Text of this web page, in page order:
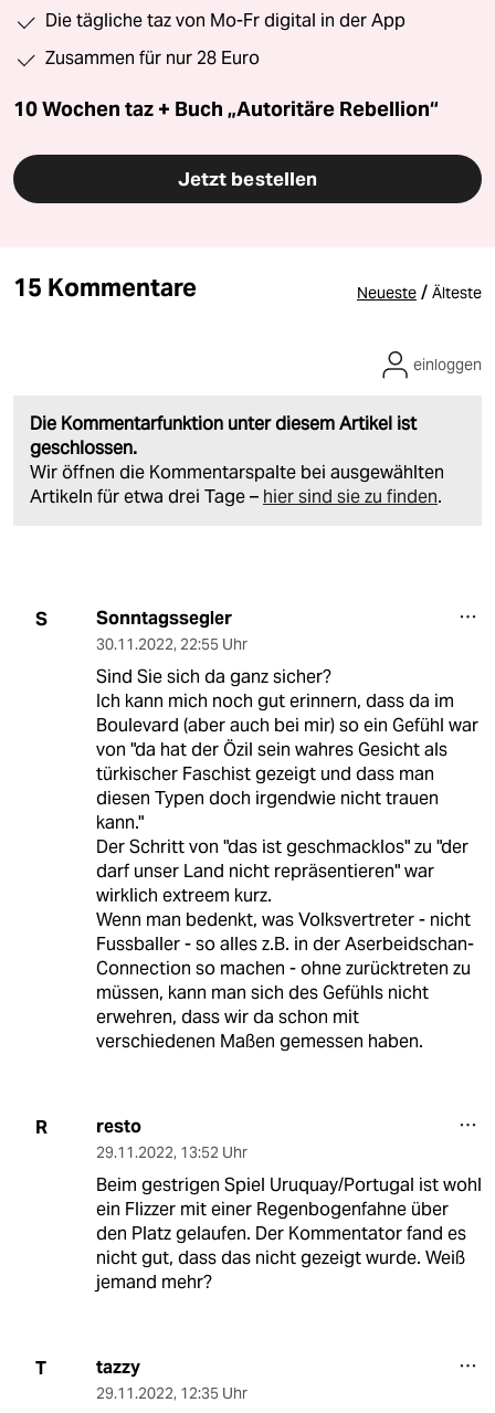
Die tägliche taz von Mo-Fr digital in der App
Zusammen für nur 28 Euro
10 Wochen taz + Buch „Autoritäre Rebellion“
Jetzt bestellen
15 Kommentare Neueste / Älteste
Die Kommentarfunktion unter diesem Artikel ist
geschlossen.
Wir öffnen die Kommentarspalte bei ausgewählten
Artikeln für etwa drei Tage – hier sind sie zu finden.
einloggen
S Sonntagssegler
30.11.2022, 22:55 Uhr
Sind Sie sich da ganz sicher?
Ich kann mich noch gut erinnern, dass da im
Boulevard (aber auch bei mir) so ein Gefühl war
von "da hat der Özil sein wahres Gesicht als
türkischer Faschist gezeigt und dass man
diesen Typen doch irgendwie nicht trauen
kann."
Der Schritt von "das ist geschmacklos" zu "der
darf unser Land nicht repräsentieren" war
wirklich extreem kurz.
Wenn man bedenkt, was Volksvertreter - nicht
Fussballer - so alles z.B. in der Aserbeidschan-
Connection so machen - ohne zurücktreten zu
müssen, kann man sich des Gefühls nicht
erwehren, dass wir da schon mit
verschiedenen Maßen gemessen haben.
R resto
29.11.2022, 13:52 Uhr
Beim gestrigen Spiel Uruquay/Portugal ist wohl
ein Flizzer mit einer Regenbogenfahne über
den Platz gelaufen. Der Kommentator fand es
nicht gut, dass das nicht gezeigt wurde. Weiß
jemand mehr?
T tazzy
29.11.2022, 12:35 Uhr